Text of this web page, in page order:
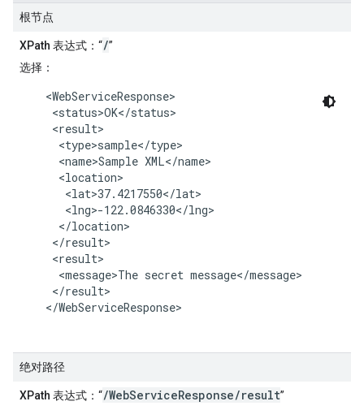
根节点
XPath 表达式 ：“/”
选择 ：
    <WebServiceResponse>
     <status>OK</status>
     <result>
      <type>sample</type>
      <name>Sample XML</name>
      <location>
       <lat>37.4217550</lat>
       <lng>-122.0846330</lng>
      </location>
     </result>
     <result>
      <message>The secret message</message>
     </result>
    </WebServiceResponse>
绝对路径
XPath 表达式 ：“/WebServiceResponse/result”